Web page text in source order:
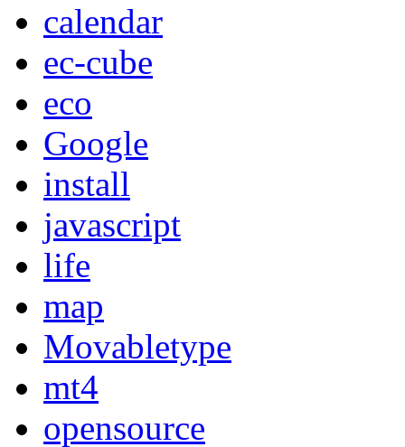
calendar
ec-cube
eco
Google
install
javascript
life
map
Movabletype
mt4
opensource